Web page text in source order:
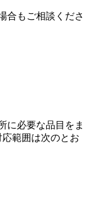
合もご相談くださ
に必要な品目をま
範囲は次のとお